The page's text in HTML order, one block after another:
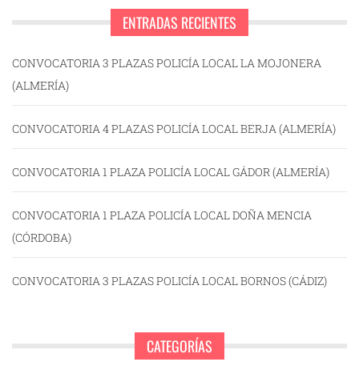
ENTRADAS RECIENTES
CONVOCATORIA 3 PLAZAS POLICÍA LOCAL LA MOJONERA
(ALMERÍA)
CONVOCATORIA 4 PLAZAS POLICÍA LOCAL BERJA (ALMERÍA)
CONVOCATORIA 1 PLAZA POLICÍA LOCAL GÁDOR (ALMERÍA)
CONVOCATORIA 1 PLAZA POLICÍA LOCAL DOÑA MENCIA
(CÓRDOBA)
CONVOCATORIA 3 PLAZAS POLICÍA LOCAL BORNOS (CÁDIZ)
CATEGORÍAS